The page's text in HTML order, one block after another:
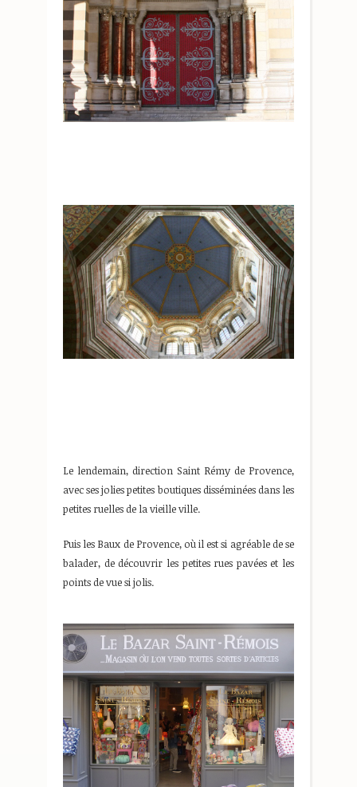
Le lendemain, direction Saint Rémy de Provence,
avec ses jolies petites boutiques disséminées dans les
petites ruelles de la vieille ville.
Puis les Baux de Provence, où il est si agréable de se
balader, de découvrir les petites rues pavées et les
points de vue si jolis.